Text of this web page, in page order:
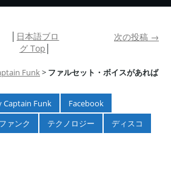
日本語ブロ
グ Top
次の投稿 →
Funk> ファルセット・ボイスがあれば
Captain Funk
Facebook
ァンク テクノロジー
ディスコ